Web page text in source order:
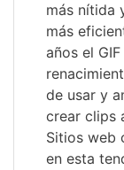
más nítida
más
años el
de usar y
crear clips
Sitios web
en esta